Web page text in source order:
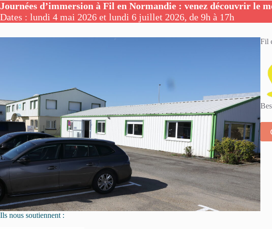
Journées d’immersion à Fil en Normandie : venez découvrir le
Dates : lundi 4 mai 2026 et lundi 6 juillet 2026, de 9h à 17h
Fil
Ils nous soutiennent :